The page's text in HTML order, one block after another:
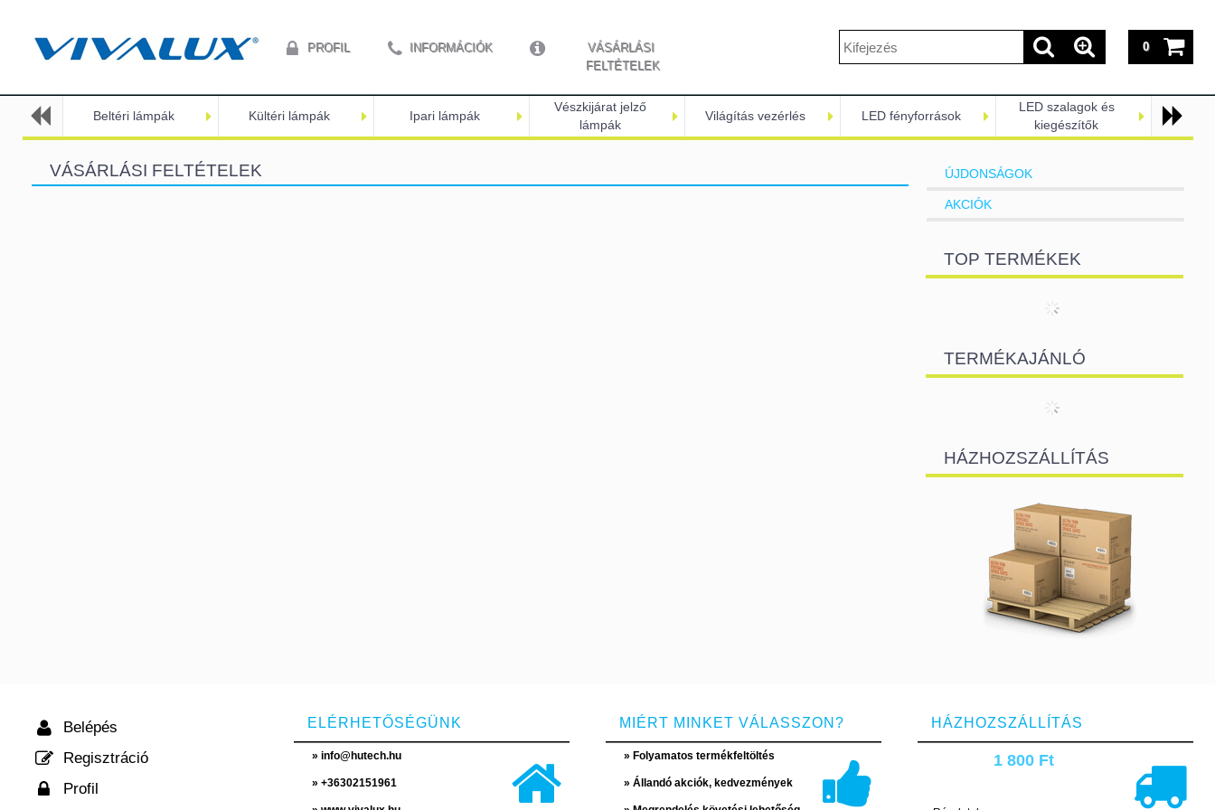
PROFIL INFORMÁCIÓK
VÁSÁRLÁSI
FELTÉTELEK
0
Beltéri lámpák Kültéri lámpák Ipari lámpák
Vészkijárat jelző
lámpák
Világítás vezérlés LED fényforrások
LED szalagok és
kiegészítők
VÁSÁRLÁSI FELTÉTELEK ÚJDONSÁGOK
AKCIÓK
TOP TERMÉKEK
TERMÉKAJÁNLÓ
HÁZHOZSZÁLLÍTÁS
Belépés
Regisztráció
Profil
ELÉRHETŐSÉGÜNK
» info@hutech.hu
» +36302151961
MIÉRT MINKET VÁLASSZON?
» Folyamatos termékfeltöltés
» Állandó akciók, kedvezmények
HÁZHOZSZÁLLÍTÁS
1 800 Ft